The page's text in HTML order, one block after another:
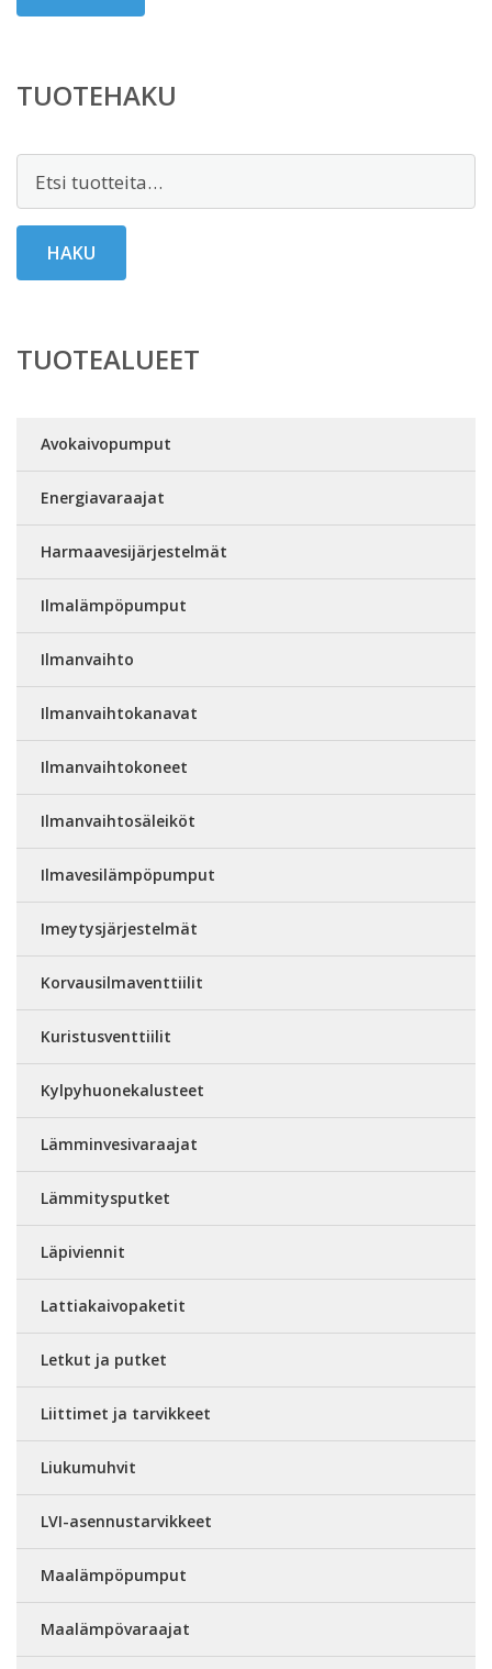
TUOTEHAKU
HAKU
TUOTEALUEET
Avokaivopumput
Energiavaraajat
Harmaavesijärjestelmät
Ilmalämpöpumput
Ilmanvaihto
Ilmanvaihtokanavat
Ilmanvaihtokoneet
Ilmanvaihtosäleiköt
Ilmavesilämpöpumput
Imeytysjärjestelmät
Korvausilmaventtiilit
Kuristusventtiilit
Kylpyhuonekalusteet
Lämminvesivaraajat
Lämmitysputket
Läpiviennit
Lattiakaivopaketit
Letkut ja putket
Liittimet ja tarvikkeet
Liukumuhvit
LVI-asennustarvikkeet
Maalämpöpumput
Maalämpövaraajat